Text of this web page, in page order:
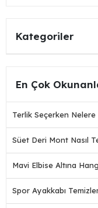
Kategoriler
En Çok
Terlik Seçerken Nelere
Süet Deri Mont Nasıl
Mavi Elbise Altına
Spor Ayakkabı